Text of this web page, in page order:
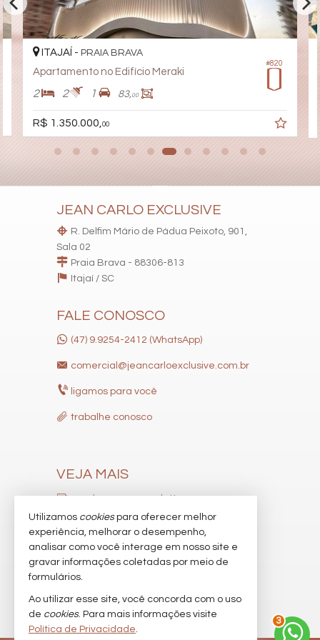
#820
ITAJAÍ - PRAIA BRAVA
Apartamento no Edifício Meraki
2 2 1 83,00
R$ 1.350.000, 00
JEAN CARLO EXCLUSIVE
R. Delfim Mário de Pádua Peixoto, 901,
Sala 02
Praia Brava - 88306-813
Itajaí / SC
FALE CONOSCO
(47) 9.9254-2412 (WhatsApp)
comercial@jeancarloexclusive.com.br
ligamos para você
trabalhe conosco
VEJA MAIS
receba nosso newsletter
indicadores financeiros
cadastre seu imóvel
imóveis favoritos
mapa de imóveis
3
Utilizamos cookiespara oferecer melhor
experiência, melhorar o desempenho,
analisar como você interage em nosso site e
gravar informações coletadas por meio de
formulários.
Ao utilizar esse site, você concorda com o uso
de cookies. Para mais informações visite
Política de Privacidade.